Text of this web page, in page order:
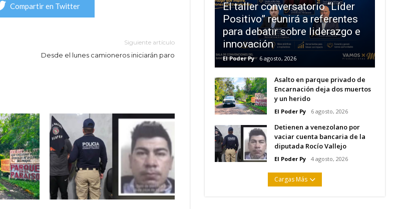
Compartir en Twitter
Siguiente artículo
Desde el lunes camioneros iniciarán paro
El taller conversatorio “Líder
Positivo” reunirá a referentes
para debatir sobre liderazgo e
innovación
El Poder Py 6 agosto, 2026
Asalto en parque privado de
Encarnación deja dos muertos
y un herido
El Poder Py 6 agosto, 2026
Detienen a venezolano por
vaciar cuenta bancaria de la
diputada Rocío Vallejo
El Poder Py 4 agosto, 2026
Cargas Más